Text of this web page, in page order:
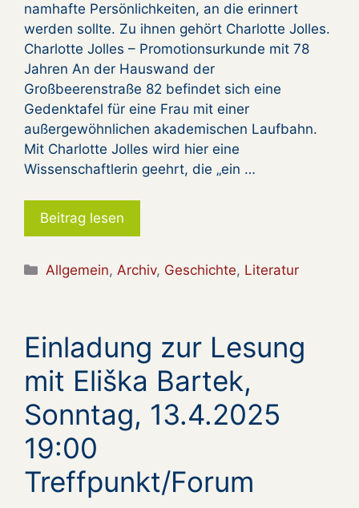
namhafte Persönlichkeiten, an die erinnert
werden sollte. Zu ihnen gehört Charlotte Jolles.
Charlotte Jolles – Promotionsurkunde mit 78
Jahren An der Hauswand der
Großbeerenstraße 82 befindet sich eine
Gedenktafel für eine Frau mit einer
außergewöhnlichen akademischen Laufbahn.
Mit Charlotte Jolles wird hier eine
Wissenschaftlerin geehrt, die „ein …
Beitrag lesen
Kategorien
Allgemein,Archiv, Geschichte, Literatur
Einladung zur Lesung
mit Eliška Bartek,
Sonntag, 13.4.2025
19:00
Treffpunkt/Forum